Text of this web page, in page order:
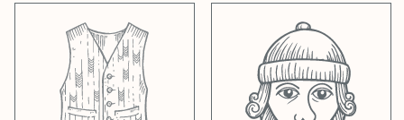
16.09.2025
Новый осенний дроп от марки
KOROB KOROB
и в шоуруме в
Москве! В нашем шоуруме в Петербурге
вещи появятся к концу этой недели.
Потрясающие ткани, исторические силуэты,
крохотные тиражи.